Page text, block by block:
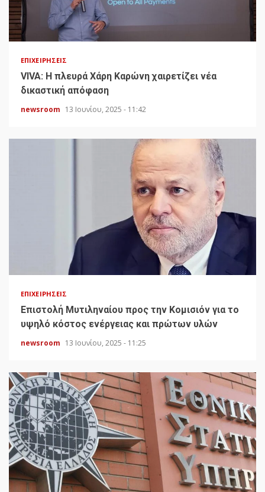
ΕΠΙΧΕΙΡΉΣΕΙΣ
VIVA: Η πλευρά Χάρη Καρώνη χαιρετίζει νέα
δικαστική απόφαση
newsroom 13 Ιουνίου, 2025 - 11:42
ΕΠΙΧΕΙΡΉΣΕΙΣ
Επιστολή Μυτιληναίου προς την Κομισιόν για το
υψηλό κόστος ενέργειας και πρώτων υλών
newsroom 13 Ιουνίου, 2025 - 11:25